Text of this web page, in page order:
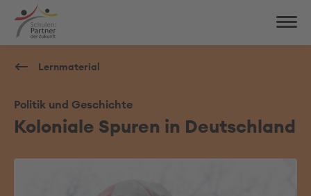
Lernmaterial
Politik und Geschichte
Koloniale Spuren in Deutschland